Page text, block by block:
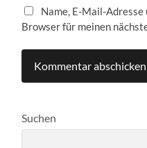
Name, E-Mail-
Browser für meinen
Suchen